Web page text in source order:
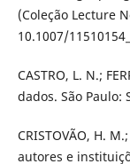
(Coleção Lecture
10.1007/
CASTRO, L. N.;
dados. São Paulo:
CRISTOVÃO, H.
autores e